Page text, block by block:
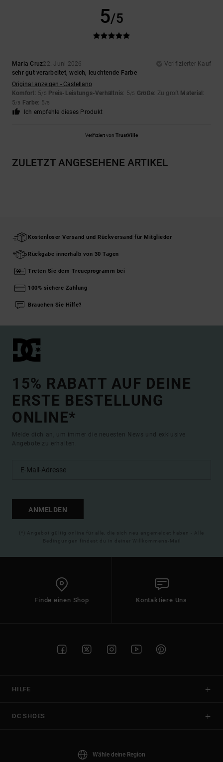
5/5
Maria Cruz22. Juni 2026
Verifizierter Kauf
sehr gut verarbeitet, weich, leuchtende Farbe
Original anzeigen - Castellano
Komfort: 5/5 Preis-Leistungs-Verhältnis: 5/5 Größe: Zu groß Material :
5/5 Farbe: 5/5
Ich empfehle dieses Produkt
Verifiziert von TrustVille
ZULETZT ANGESEHENE ARTIKEL
Kostenloser Versand und Rückversand für Mitglieder
Rückgabe innerhalb von 30 Tagen
Treten Sie dem Treueprogramm bei
100% sichere Zahlung
Brauchen Sie Hilfe?
15% RABATT AUF DEINE
ERSTE BESTELLUNG
ONLINE*
Melde dich an, um immer die neuesten News und exklusive
Angebote zu erhalten.
ANMELDEN
(*) Angebot gültig online für alle, die sich neu angemeldet haben - Alle
Bedingungen findest du in deiner Willkommens-Mail
Finde einen Shop Kontaktiere Uns
HILFE
DC SHOES
Wähle deine Region